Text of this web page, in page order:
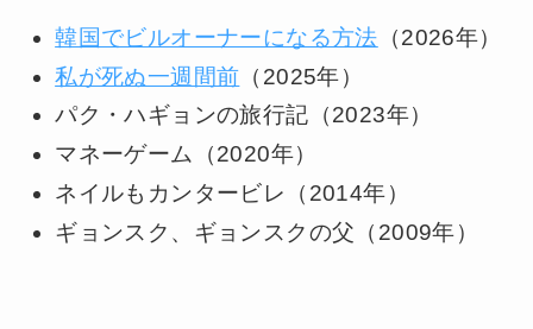
韓国でビルオーナーになる方法 （2026年）
私が死ぬ一週間前 （2025年）
パク・ハギョンの旅行記（2023年）
マネーゲーム（2020年）
ネイルもカンタービレ（2014年）
ギョンスク、ギョンスクの父（2009年）